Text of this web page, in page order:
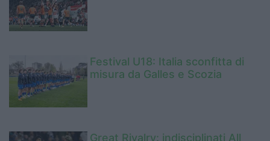
Festival U18: Italia sconfitta di
misura da Galles e Scozia
Great Rivalry: indisciplinati All